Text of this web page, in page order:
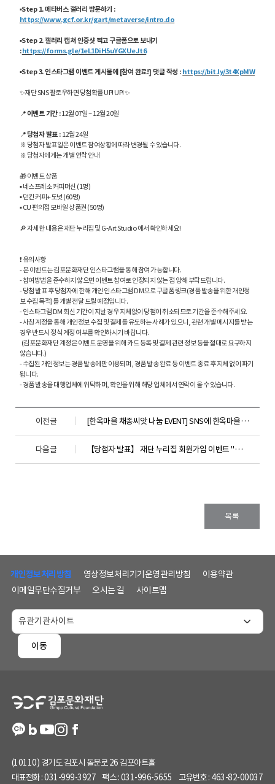
▪Step 1. 메타버스 갤러리 방문하기 :
https://www.gcf.or.kr/gart/metaverse/intro.do
▪Step 2. 갤러리 캡쳐 인증샷 찍고 구글폼으로 보내기
:https://forms.gle/1eL1DiH5uYGXUeJt6
▪Step 3. 인스타그램 이벤트 게시물에 [참여 완료!] 댓글 작성 : https://bit.ly/3t4XpMW
✨재단 SNS 팔로우하면 당첨확률 UP! UP! ✨
📍이벤트 기간 :12월 07일 ~ 12월 20일
📍당첨자 발표 : 12월 24일
※ 당첨자 발표일은 이벤트 참여상황에 따라 변경될 수 있습니다.
※ 당첨자에게는 개별 연락 안내
🎁 이벤트 상품
▪ 네스프레소 커피머신 (1명)
▪ 던킨 커피+도넛 (60명)
▪ CU 편의점 모바일 상품권 (50명)
🔎 자세한 내용은 재단 누리집 및 G-Art Studio 에서 확인하세요!
❗ 유의사항
- 본 이벤트는 김포문화재단 인스타그램을 통해 참여 가능합니다.
- 참여방법을 준수하지 않으면 이벤트 참여로 인정되지 않는 점 양해 부탁드립니다.
- 당첨 발표 후 당첨자에 한해 개인 인스타그램 DM으로 구글폼 링크(경품 발송을 위한 개인정
보 수집 목적)를 개별 전달 드릴 예정입니다.
- 인스타그램 DM 회신 기간이 지날 경우 지체없이 당첨이 취소되므로 기간을 준수해주세요.
- 사칭 계정을 통해 개인정보 수집 및 결제를 유도하는 사례가 있으니, 관련 개별 메시지를 받는
경우 반드시 정식 계정 여부를 확인하시기 바랍니다.
(김포문화재단 계정은 이벤트 운영을 위해 카드 등록 및 결제 관련 정보 등을 절대로 요구하지
않습니다.)
- 수집된 개인정보는 경품 발송에만 이용되며, 경품 발송 완료 등 이벤트 종료 후 지체 없이 파기
됩니다.
- 경품 발송을 대행업체에 위탁하며, 확인을 위해 해당 업체에서 연락이 올 수 있습니다.
이전글 [한옥마을 채종씨앗 나눔 EVENT] SNS에 한옥마을 사진 올리고 씨앗 받아가세요!
다음글 【당첨자 발표】 재단 누리집 회원가입 이벤트 "김포문화재단 누리집 회원이 아닌 사람을 찾습니다 !" 마감
목록
개인정보처리방침 영상정보처리기기운영관리방침
이용약관
이메일무단수집거부
오시는 길 사이트맵
이동
(10110) 경기도 김포시 돌문로 26 김포아트홀
대표전화 :031-999-3927 팩스 :031-996-5655 고유번호 : 463-82-00037